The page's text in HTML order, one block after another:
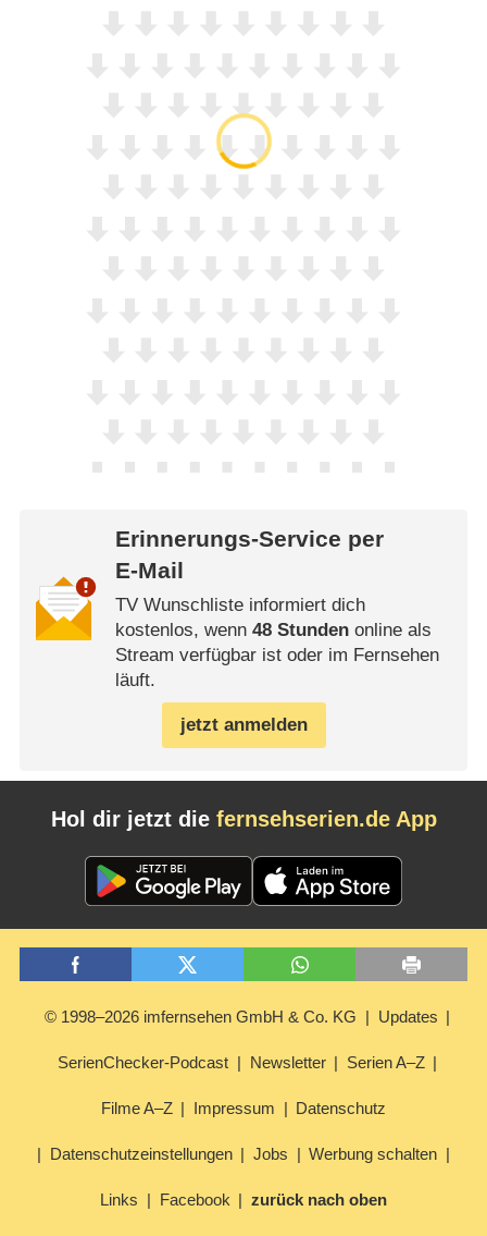
Erinnerungs-Service per
E-Mail
TV Wunschliste informiert dich
kostenlos, wenn 48 Stundenonline als
Stream verfügbar ist oder im Fernsehen
läuft.
jetzt anmelden
Hol dir jetzt die fernsehserien.de App
© 1998–2026 imfernsehen GmbH & Co. KG Updates
SerienChecker-Podcast Newsletter Serien A–Z
Filme A–Z Impressum Datenschutz
Datenschutzeinstellungen Jobs Werbung schalten
Links Facebook zurück nach oben